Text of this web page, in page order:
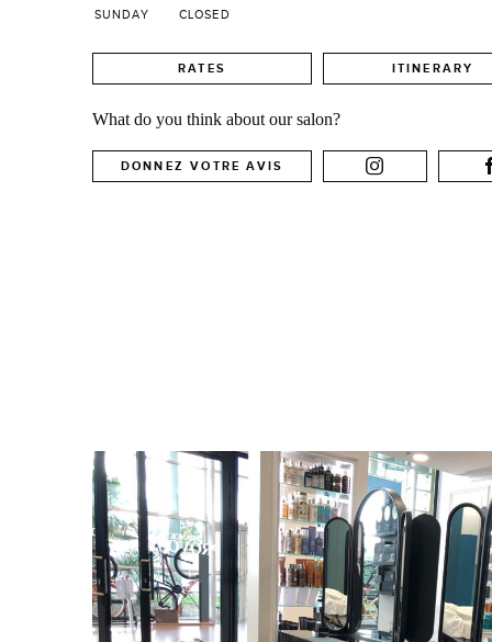
SUNDAY
CLOSED
RATES ITINERARY
What do you think about our salon?
DONNEZ VOTRE AVIS